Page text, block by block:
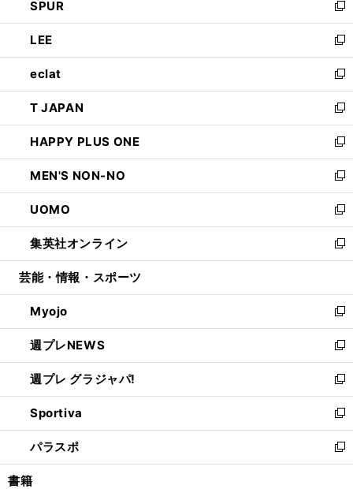
で
開
く
ド
ウ
で
開
く
ィ
ン
ド
ウ
で
開
く
い
ウ
ィ
ン
ド
ウ
で
開
く
SPUR
新
し
い
ウ
ィ
ン
ド
ウ
で
開
く
LEE
新
し
い
ウ
ィ
ン
ド
ウ
で
開
く
eclat
新
し
い
ウ
ィ
ン
ド
ウ
で
開
く
T JAPAN
新
し
い
ウ
ィ
ン
ド
ウ
で
開
HAPPY PLUS ONE
新
し
い
ウ
ィ
ン
ド
ウ
開
く
MEN'S NON-NO
新
し
い
ウ
ィ
ン
ウ
で
開
く
UOMO
新
し
い
ウ
ン
ド
ウ
で
開
く
集英社オンライン
新
し
ウ
ィ
ン
ド
ウ
で
開
く
芸能・情報・スポーツ
Myojo
新
し
い
ウ
ィ
ン
ド
ウ
で
開
週プレNEWS
新
し
い
ウ
ィ
ン
ド
ウ
週プレ グラジャパ!
新
し
い
ウ
ィ
ン
Sportiva
新
し
い
ウ
パラスポ
新
し
書籍